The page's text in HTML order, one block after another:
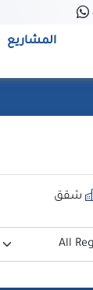
المشاريع
شقق
المدن